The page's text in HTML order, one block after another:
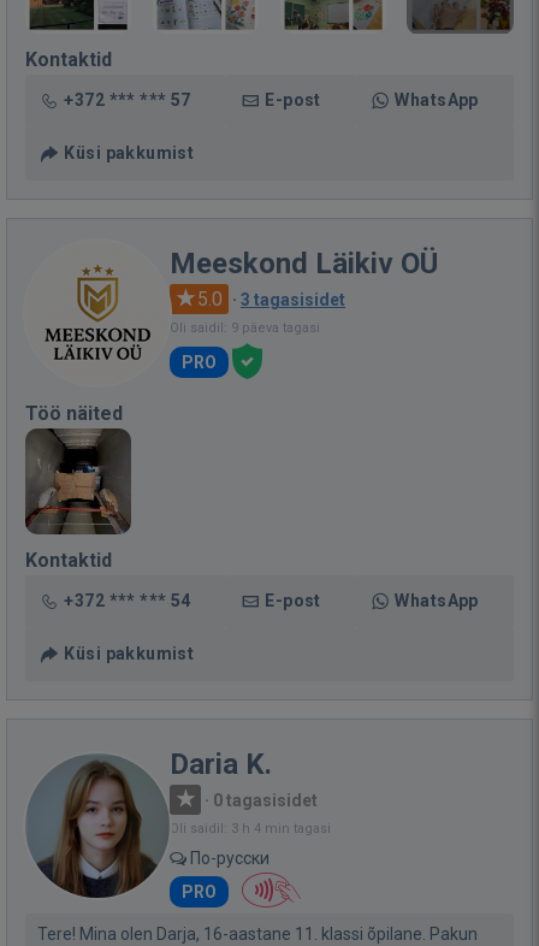
Kontaktid
+372 *** *** 57 E-post WhatsApp
Küsi pakkumist
Meeskond Läikiv OÜ
5.0 · 3 tagasisidet
Oli saidil: 9 päeva tagasi
PRO
Töö näited
Kontaktid
+372 *** *** 54 E-post WhatsApp
Küsi pakkumist
Daria K.
· 0 tagasisidet
Oli saidil: 3 h 4 min tagasi
По-русски
PRO
Tere! Mina olen Darja, 16-aastane 11. klassi õpilane. Pakun